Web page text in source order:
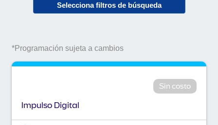
Selecciona filtros de búsqueda
*Programación sujeta a cambios
Sin costo
Impulso Digital